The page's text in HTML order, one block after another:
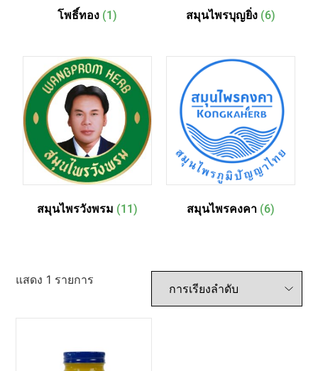
โพธิ์ทอง (1) สมุนไพรบุญยิ่ง (6)
สมุนไพรวังพรม (11) สมุนไพรคงคา (6)
แสดง 1 รายการ